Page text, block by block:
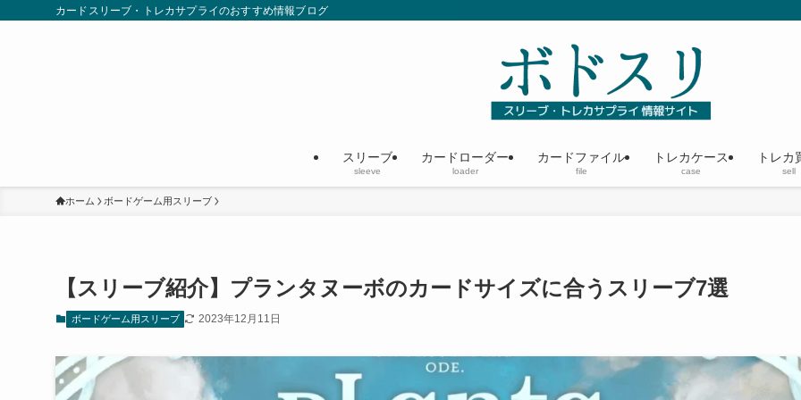
カードスリーブ・トレカサプライのおすすめ情報ブログ
スリーブ
sleeve
カードローダー
loader
カードファイル
file
トレカケース
case
トレカ
sell
ホーム ボードゲーム用スリーブ
【スリーブ紹介】プランタヌーボのカードサイズに合うスリーブ7選
ボードゲーム用スリーブ 2023年12月11日